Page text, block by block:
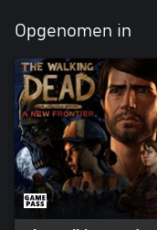
Opgenomen in